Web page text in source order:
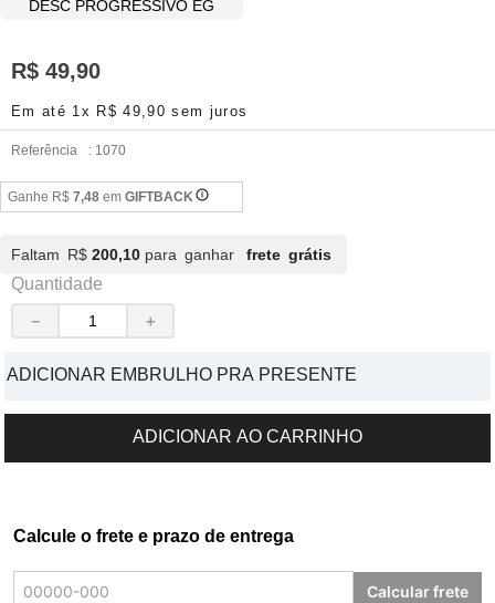
DESC PROGRESSIVO EG
R$ 49,90
Em até 1x R$ 49,90 sem juros
Referência : 1070
Ganhe R$ 7,48 em GIFTBACK
Faltam R$ 200,10 para ganhar frete grátis
Quantidade
＋
－
ADICIONAR EMBRULHO PRA PRESENTE
ADICIONAR AO CARRINHO
Calcule o frete e prazo de entrega
Calcular frete